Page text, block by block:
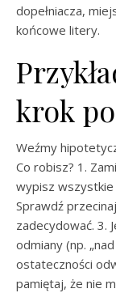
dopełniacza,
końcowe litery.
krok
Weźmy
Co robisz? 1.
wypisz wszystkie
Sprawdź
zadecydować. 3.
odmiany (np.
ostateczności
pamiętaj, że nie